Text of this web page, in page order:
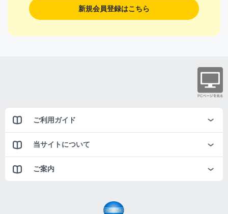
新規会員登録はこちら
ご利用ガイド
当サイトについて
ご案内